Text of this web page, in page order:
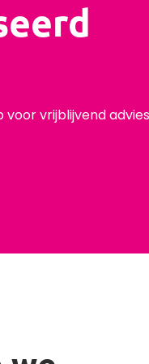
vrijblijvend